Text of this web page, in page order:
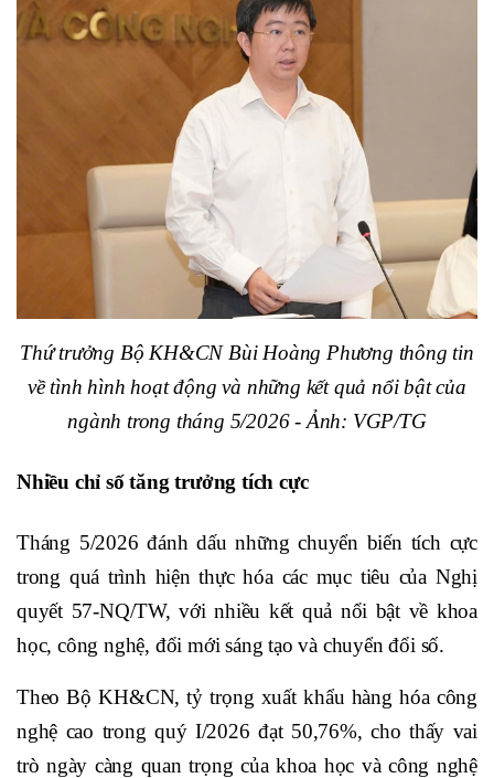
Thứ trưởng Bộ KH&CN Bùi Hoàng Phương thông tin
về tình hình hoạt động và những kết quả nổi bật của
ngành trong tháng 5/2026 - Ảnh: VGP/TG
Nhiều chỉ số tăng trưởng tích cực
Tháng 5/2026 đánh dấu những chuyển biến tích cực
trong quá trình hiện thực hóa các mục tiêu của Nghị
quyết 57-NQ/TW, với nhiều kết quả nổi bật về khoa
học, công nghệ, đổi mới sáng tạo và chuyển đổi số.
Theo Bộ KH&CN, tỷ trọng xuất khẩu hàng hóa công
nghệ cao trong quý I/2026 đạt 50,76%, cho thấy vai
trò ngày càng quan trọng của khoa học và công nghệ